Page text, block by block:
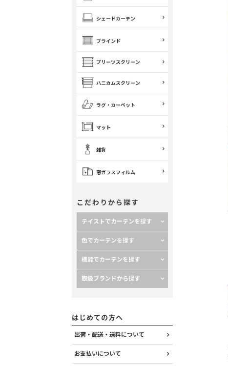
シェードカーテン
ブラインド
プリーツスクリーン
ハニカムスクリーン
ラグ・カーペット
マット
雑貨
窓ガラスフィルム
こだわりから探す
テイストでカーテンを探す
色でカーテンを探す
機能でカーテンを探す
取扱ブランドから探す
はじめての方へ
出荷・配送・送料について
お支払いについて